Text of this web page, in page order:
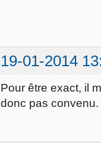
19-01-2014
Pour être exact, il
donc pas convenu.